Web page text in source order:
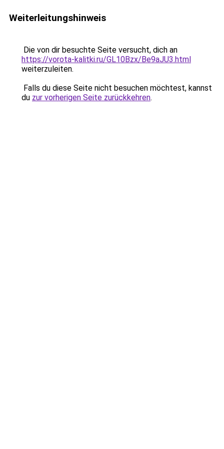
Weiterleitungshinweis
Die von dir besuchte Seite versucht, dich an
https://vorota-kalitki.ru/GL10Bzx/Be9aJU3.html
weiterzuleiten.
Falls du diese Seite nicht besuchen möchtest, kannst
du zur vorherigen Seite zurückkehren.